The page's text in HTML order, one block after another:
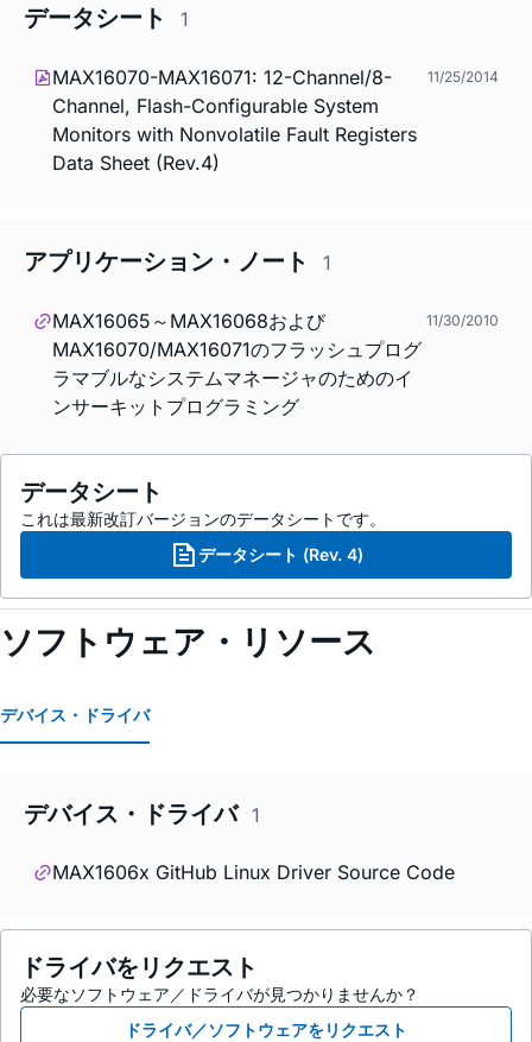
データシート 1
MAX16070-MAX16071: 12-Channel/8-
Channel, Flash-Configurable System
Monitors with Nonvolatile Fault Registers
Data Sheet (Rev.4)
11/25/2014
アプリケーション・ノート 1
MAX16065～MAX16068および
MAX16070/MAX16071のフラッシュプログ
ラマブルなシステムマネージャのためのイ
ンサーキットプログラミング
11/30/2010
データシート
これは最新改訂バージョンのデータシートです。
データシート (Rev. 4)
ソフトウェア・リソース
デバイス・ドライバ
デバイス・ドライバ 1
MAX1606x GitHub Linux Driver Source Code
ドライバをリクエスト
必要なソフトウェア／ドライバが見つかりませんか？
ドライバ／ソフトウェアをリクエスト